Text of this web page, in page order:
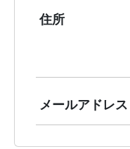
住所
メールアドレス